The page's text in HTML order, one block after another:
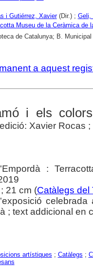
i Gutiérrez, Xavier(Dir.) ; Geli,
Museu de la Ceràmica de
de Catalunya; B.
a aquest
i els
Xavier Rocas
:
21 cm (Catàlegs del
; text addicional en
artístiques ; Catàlegs ;